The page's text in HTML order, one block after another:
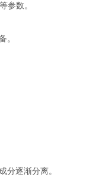
参数。
。
逐渐分离。